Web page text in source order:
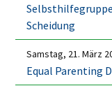
Scheidung
Samstag, 21. März
Equal Parenting